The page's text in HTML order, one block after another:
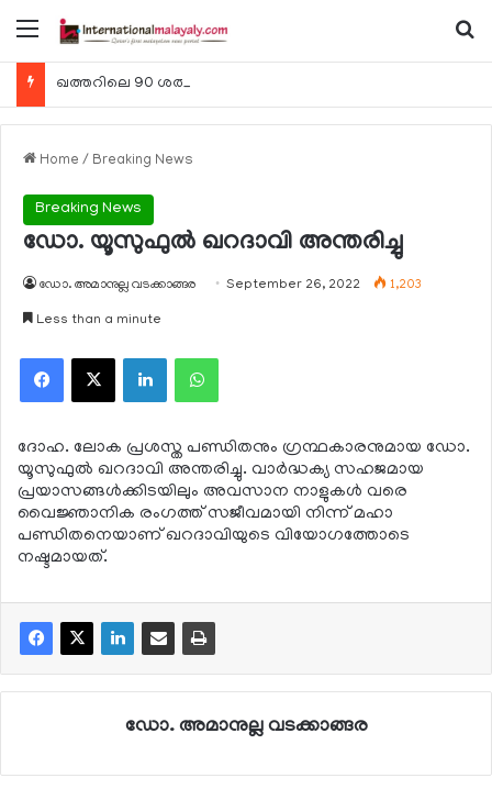
Menu
Home / Breaking News
Breaking News
ഡോ. യൂസുഫുല്‍ ഖറദാവി അന്തരിച്ചു
ഡോ. അമാനുല്ല വടക്കാങ്ങര September 26, 2022 1,203
Less than a minute
Facebook
X LinkedInWhatsApp
ദോഹ. ലോക പ്രശസ്ത പണ്ഡിതനും ഗ്രന്ഥകാരനുമായ ഡോ.
യൂസുഫുല്‍ ഖറദാവി അന്തരിച്ചു. വാര്‍ദ്ധക്യ സഹജമായ
പ്രയാസങ്ങള്‍ക്കിടയിലും അവസാന നാളുകള്‍ വരെ
വൈജ്ഞാനിക രംഗത്ത് സജീവമായി നിന്ന് മഹാ
പണ്ഡിതനെയാണ് ഖറദാവിയുടെ വിയോഗത്തോടെ
നഷ്ടമായത്.
ഡോ. അമാനുല്ല വടക്കാങ്ങര